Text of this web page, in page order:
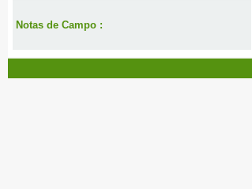
Notas de Campo :